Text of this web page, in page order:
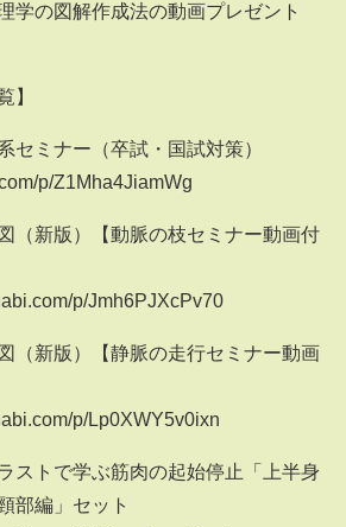
学の図解作成法の動画プレゼント
】
セミナー（卒試・国試対策）
p/Z1Mha4JiamWg
（新版）【動脈の枝セミナー動画付
p/Jmh6PJXcPv70
（新版）【静脈の走行セミナー動画
p/Lp0XWY5v0ixn
ストで学ぶ筋肉の起始停止「上半身
部編」セット